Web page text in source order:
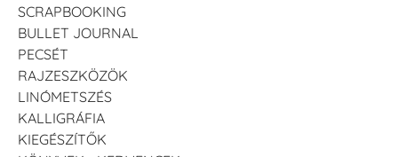
SCRAPBOOKING
BULLET JOURNAL
PECSÉT
RAJZESZKÖZÖK
LINÓMETSZÉS
KALLIGRÁFIA
KIEGÉSZÍTŐK